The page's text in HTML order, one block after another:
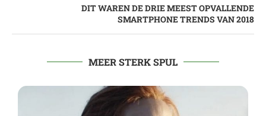
DIT WAREN DE DRIE MEEST OPVALLENDE
SMARTPHONE TRENDS VAN 2018
MEER STERK SPUL